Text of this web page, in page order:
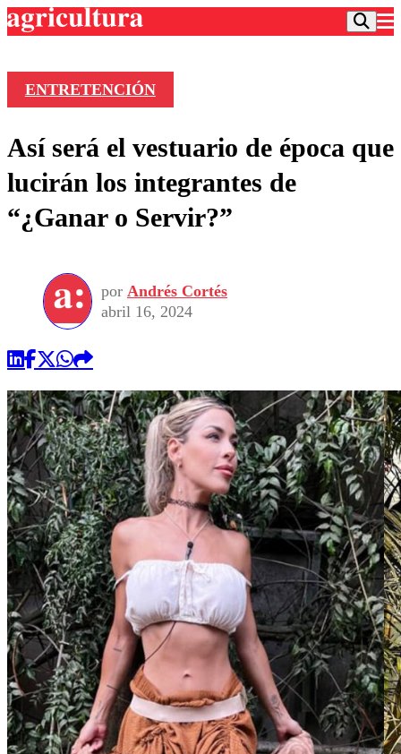
Frecuencias
Agricultura TV
Deportes
Colo Colo
Seleccion Chilena
Torneo Internacional
Universidad de Chile
Entretención
Economía
Internacional
Sustentabilidad
Publicaciones en medios
Opinión
ENTRETENCIÓN
Así será el vestuario de época que
lucirán los integrantes de
“¿Ganar o Servir?”
por Andrés Cortés
abril 16, 2024